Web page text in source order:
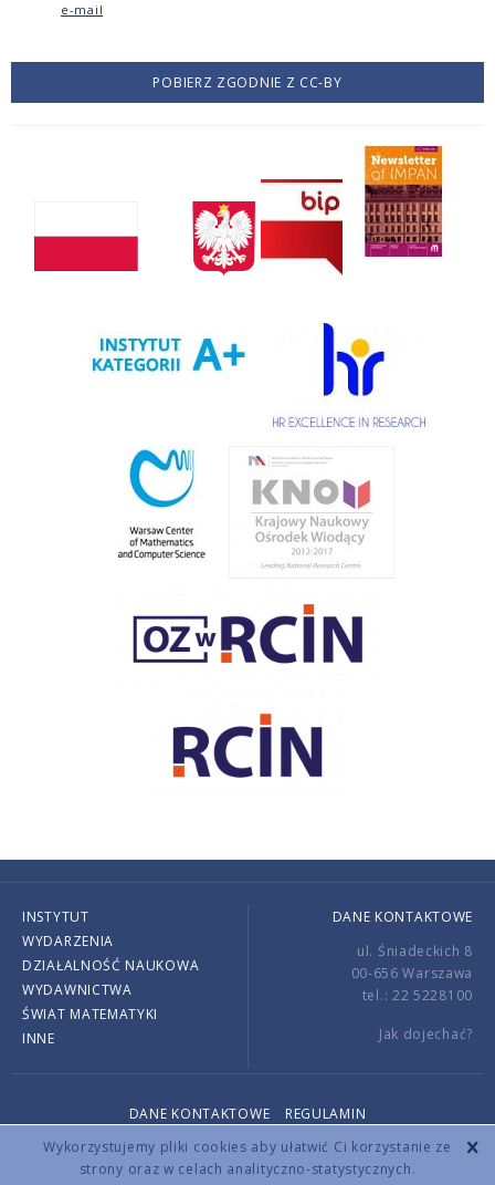
Wykorzystujemy pliki cookies aby ułatwić Ci korzystanie ze
strony oraz w celach analityczno-statystycznych.
e-mail
POBIERZ ZGODNIE Z CC-BY
INSTYTUT
WYDARZENIA
DZIAŁALNOŚĆ NAUKOWA
WYDAWNICTWA
ŚWIAT MATEMATYKI
INNE
DANE KONTAKTOWE
ul. Śniadeckich 8
00-656 Warszawa
tel.: 22 5228100
Jak dojechać?
DANE KONTAKTOWE
REGULAMIN
Copyright © 2026 by IMPAN. All rights reserved.